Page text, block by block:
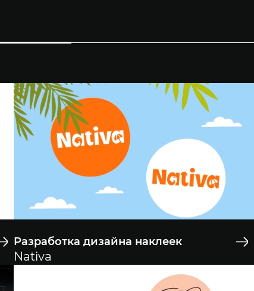
Разработка дизайна наклеек
Nativa